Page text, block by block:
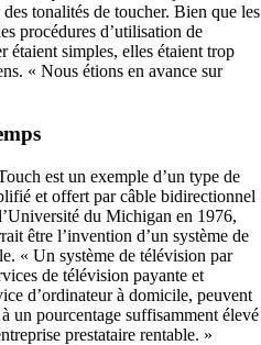
tonalités de toucher. Bien que les
procédures d’utilisation de
étaient simples, elles étaient trop
« Nous étions en avance sur
est un exemple d’un type de
et offert par câble bidirectionnel
du Michigan en 1976,
être l’invention d’un système de
« Un système de télévision par
de télévision payante et
d’ordinateur à domicile, peuvent
un pourcentage suffisamment élevé
prestataire rentable. »